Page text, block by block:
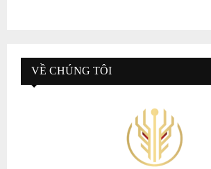
VỀ CHÚNG TÔI